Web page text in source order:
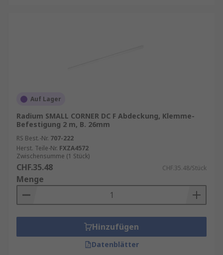
Auf Lager
Radium SMALL CORNER DC F Abdeckung, Klemme-
Befestigung 2 m, B. 26mm
RS Best.-Nr. 707-222
Herst. Teile-Nr. FXZA4572
Zwischensumme (1 Stück)
CHF.35.48 CHF.35.48/Stück
Menge
Hinzufügen
Datenblätter